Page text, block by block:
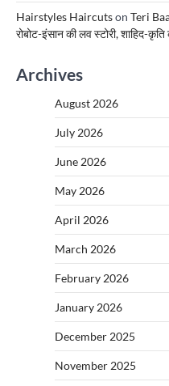
Hairstyles Haircutson Teri
रोबोट-इंसान की लव स्टोरी, शाहिद-
Archives
August 2026
July 2026
June 2026
May 2026
April 2026
March 2026
February 2026
January 2026
December 2025
November 2025